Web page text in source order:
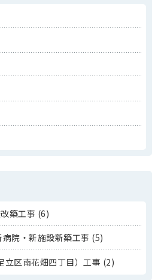
築工事 (6)
院・新施設新築工事 (5)
立区南花畑四丁目）工事 (2)